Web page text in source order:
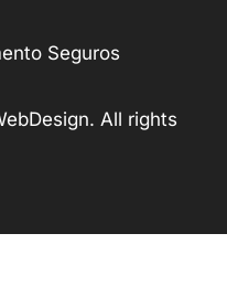
Seguros
. All rights